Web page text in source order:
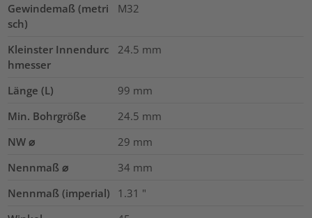
Gewindemaß (metri
sch)
M32
Kleinster Innendurc
hmesser
24.5 mm
Länge (L) 99 mm
Min. Bohrgröße
24.5 mm
NW ⌀
29 mm
Nennmaß ⌀
34 mm
Nennmaß (imperial)
1.31 "